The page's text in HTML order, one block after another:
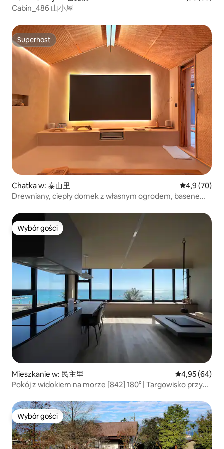
Cabin_486 山小屋
Superhost
Superhost
Chatka w: 泰山里 Średnia
4,9 (70)
Drewniany, ciepły domek z własnym ogrodem, basenem
Wybór gości
Wybór gości
Mieszkanie w: 民主里 Średnia
4,95 (64)
Pokój z widokiem na morze [842] 180° | Targowisko przy
kuchnia | Prywatny parking
Wybór gości
Wybór gości